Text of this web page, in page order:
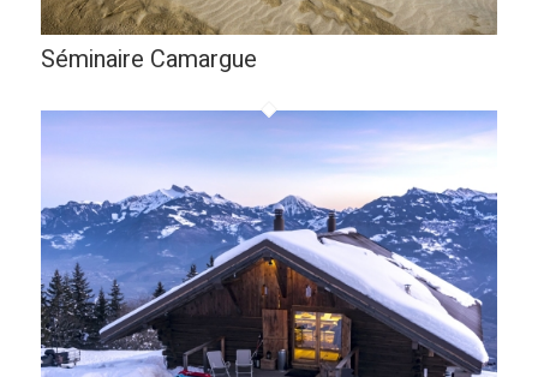
Séminaire Camargue